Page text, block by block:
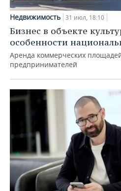
Недвижимость 31 июл, 18:10
Бизнес в объекте
особенности
Аренда коммерческих
предпринимателей